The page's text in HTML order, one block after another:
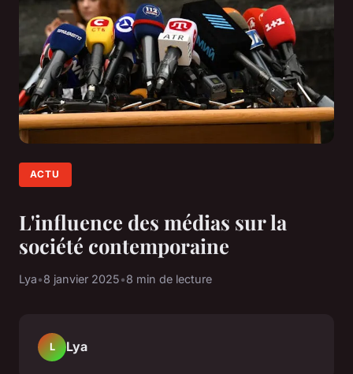
ACTU
L'influence des médias sur la
société contemporaine
Lya•8 janvier 2025•8 min de lecture
L Lya